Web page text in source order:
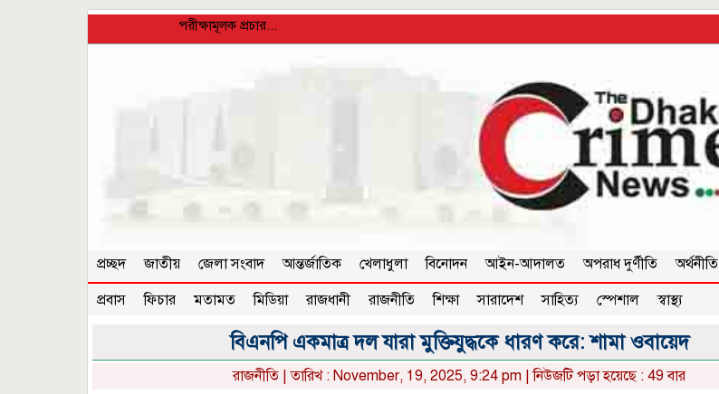
পরীক্ষামূলক প্রচার...
প্রচ্ছদ জাতীয় জেলা সংবাদ আন্তর্জাতিক খেলাধুলা বিনোদন আইন-আদালত অপরাধ দুর্ণীতি অর্থনীতি
প্রবাস
ফিচার মতামত মিডিয়া রাজধানী রাজনীতি শিক্ষা সারাদেশ সাহিত্য স্পেশাল স্বাস্থ্য
বিএনপি একমাত্র দল যারা মুক্তিযুদ্ধকে ধারণ করে: শামা ওবায়েদ
রাজনীতি | তারিখ : November, 19, 2025, 9:24 pm | নিউজটি পড়া হয়েছে : 49 বার